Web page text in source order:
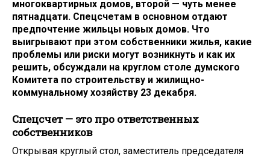
многоквартирных домов, второй — чуть менее
пятнадцати. Спецсчетам в основном отдают
предпочтение жильцы новых домов. Что
выигрывают при этом собственники жилья, какие
проблемы или риски могут возникнуть и как их
решить, обсуждали на круглом столе думского
Комитета по строительству и жилищно-
коммунальному хозяйству 23 декабря.
Спецсчет — это про ответственных
собственников
Открывая круглый стол, заместитель председателя